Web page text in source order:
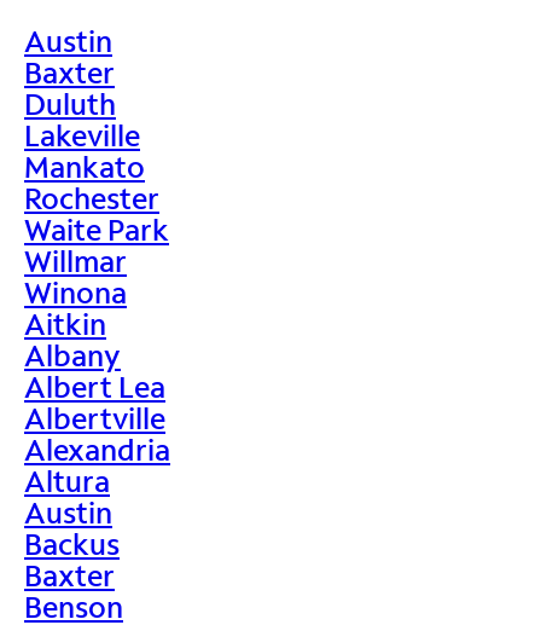
Austin
Baxter
Duluth
Lakeville
Mankato
Rochester
Waite Park
Willmar
Winona
Aitkin
Albany
Albert Lea
Albertville
Alexandria
Altura
Austin
Backus
Baxter
Benson